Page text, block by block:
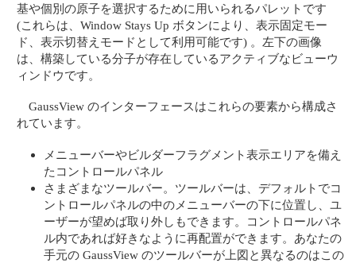
基や個別の原子を選択するために用いられるパレットです
(これらは、Window Stays Up ボタンにより、表示固定モー
ド、表示切替えモードとして利用可能です) 。左下の画像
は、構築している分子が存在しているアクティブなビューウ
ィンドウです。
GaussView のインターフェースはこれらの要素から構成さ
れています。
メニューバーやビルダーフラグメント表示エリアを備え
たコントロールパネル
さまざまなツールバー。ツールバーは、デフォルトでコ
ントロールパネルの中のメニューバーの下に位置し、ユ
ーザーが望めば取り外しもできます。コントロールパネ
ル内であれば好きなように再配置ができます。あなたの
手元の GaussView のツールバーが上図と異なるのはこの